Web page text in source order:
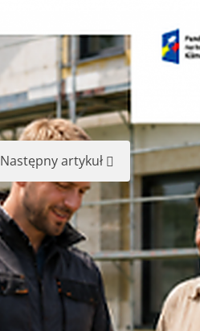
Następny artykuł